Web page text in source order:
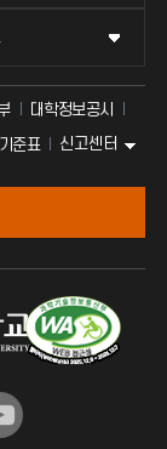
대학정보공시
준표 신고센터